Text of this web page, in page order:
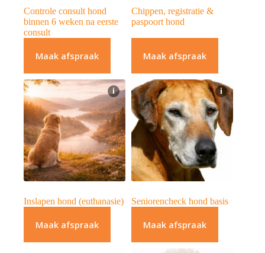
Controle consult hond
binnen 6 weken na eerste
consult
Maak afspraak
Chippen, registratie &
paspoort hond
Maak afspraak
i
Inslapen hond (euthanasie)
Maak afspraak
i
Seniorencheck hond basis
Maak afspraak